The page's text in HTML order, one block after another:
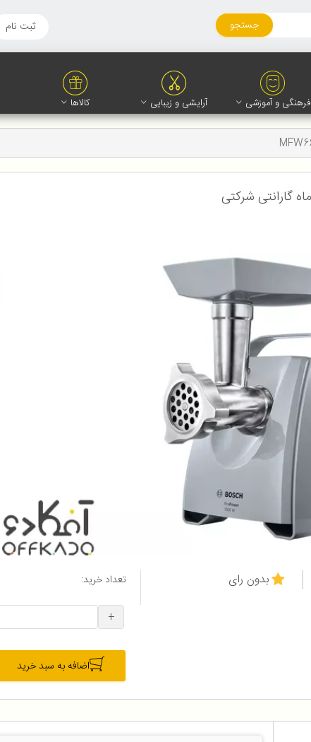
جستجو ثبت نام
فرهنگی و آموزشی آرایشی و زیبایی کالاها
بدون رای تعداد خرید:
+
اضافه به سبد خرید